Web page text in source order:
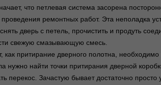
что петлевая система засорена
ремонтных работ. Эта неполадка
дверь с петель, прочистить и продуть
свежую смазывающую смесь.
как притирание дверного полотна, необходимо
нужно найти точки притирания дверной
перекос. Зачастую бывает достаточно просто